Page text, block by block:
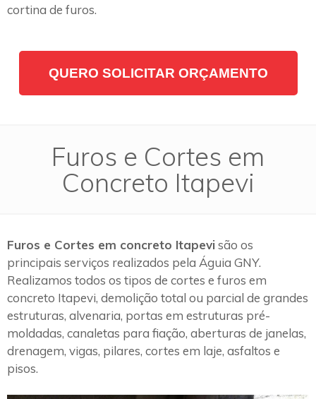
cortina de furos.
QUERO SOLICITAR ORÇAMENTO
Furos e Cortes em
Concreto Itapevi
Furos e Cortes em concreto Itapevi são os
principais serviços realizados pela Águia GNY.
Realizamos todos os tipos de cortes e furos em
concreto Itapevi, demolição total ou parcial de grandes
estruturas, alvenaria, portas em estruturas pré-
moldadas, canaletas para fiação, aberturas de janelas,
drenagem, vigas, pilares, cortes em laje, asfaltos e
pisos.